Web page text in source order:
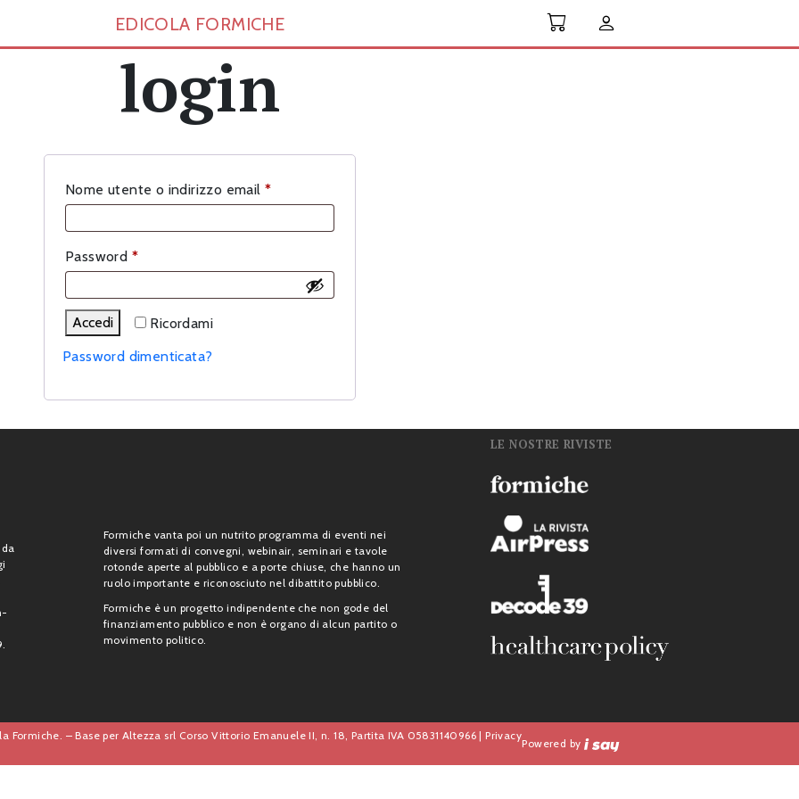
EDICOLA FORMICHE
login
Nome utente o indirizzo email *Richiesto
Password *Richiesto
Ricordami
Accedi
Password dimenticata?
Formiche vanta poi un nutrito programma di eventi nei
diversi formati di convegni, webinair, seminari e tavole
rotonde aperte al pubblico e a porte chiuse, che hanno un
ruolo importante e riconosciuto nel dibattito pubblico.
Formiche è un progetto indipendente che non gode del
finanziamento pubblico e non è organo di alcun partito o
movimento politico.
LE NOSTRE RIVISTE
Formiche. – Base per Altezza srl Corso Vittorio Emanuele II, n. 18, Partita IVA 05831140966 |Privacy
Powered by